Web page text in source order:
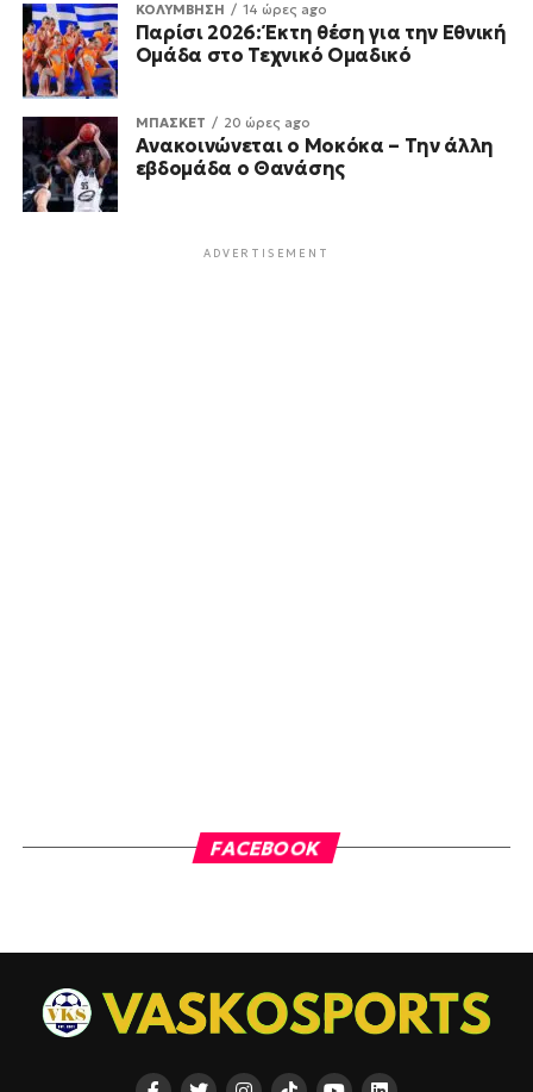
ΚΟΛΥΜΒΗΣΗ 14 ώρες ago
Παρίσι 2026: Έκτη θέση για την Εθνική
Ομάδα στο Τεχνικό Ομαδικό
ΜΠΑΣΚΕΤ 20 ώρες ago
Ανακοινώνεται ο Μοκόκα – Την άλλη
εβδομάδα ο Θανάσης
ADVERTISEMENT
FACEBOOK